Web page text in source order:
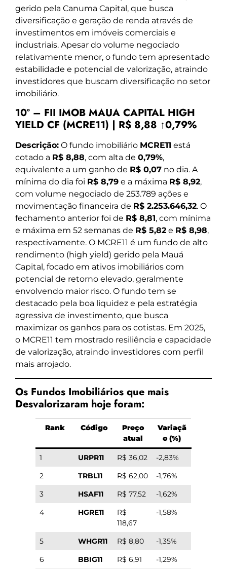
gerido pela Canuma Capital, que busca
diversificação e geração de renda através de
investimentos em imóveis comerciais e
industriais. Apesar do volume negociado
relativamente menor, o fundo tem apresentado
estabilidade e potencial de valorização, atraindo
investidores que buscam diversificação no setor
imobiliário.
10º – FII IMOB MAUA CAPITAL HIGH
YIELD CF (MCRE11) | R$ 8,88 ↑0,79%
Descrição: O fundo imobiliário MCRE11 está
cotado a R$ 8,88, com alta de 0,79%,
equivalente a um ganho de R$ 0,07 no dia. A
mínima do dia foi R$ 8,79 e a máxima R$ 8,92,
com volume negociado de 253.789 ações e
movimentação financeira de R$ 2.253.646,32. O
fechamento anterior foi de R$ 8,81, com mínima
e máxima em 52 semanas de R$ 5,82 e R$ 8,98,
respectivamente. O MCRE11 é um fundo de alto
rendimento (high yield) gerido pela Mauá
Capital, focado em ativos imobiliários com
potencial de retorno elevado, geralmente
envolvendo maior risco. O fundo tem se
destacado pela boa liquidez e pela estratégia
agressiva de investimento, que busca
maximizar os ganhos para os cotistas. Em 2025,
o MCRE11 tem mostrado resiliência e capacidade
de valorização, atraindo investidores com perfil
mais arrojado.
Os Fundos Imobiliários que mais
Desvalorizaram hoje foram:
Rank Código
Preço
atual
Variaçã
o (%)
1 URPR11 R$ 36,02
-2,83%
2
TRBL11 R$ 62,00
-1,76%
3
HSAF11 R$ 77,52
-1,62%
4
HGRE11
R$
118,67
-1,58%
5 WHGR11 R$ 8,80
-1,35%
6
BBIG11 R$ 6,91 -1,29%